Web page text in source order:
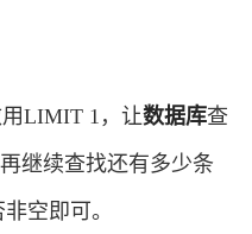
LIMIT 1，让数据库查
继续查找还有多少条
空即可。